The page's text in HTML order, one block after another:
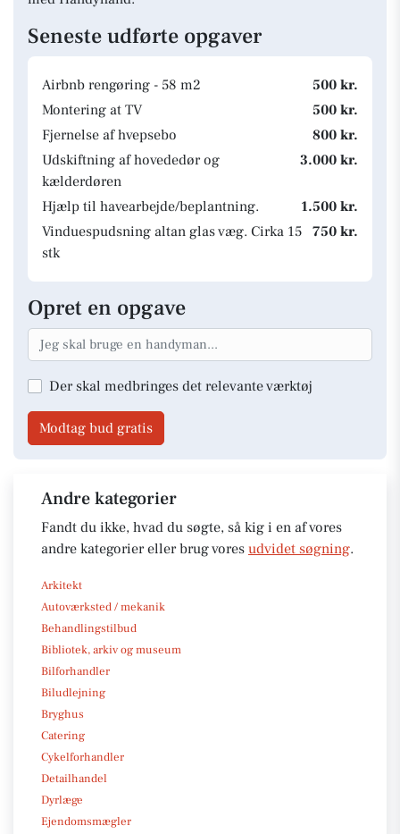
Seneste udførte opgaver
Airbnb rengøring - 58 m2
500 kr.
Montering at TV
500 kr.
Fjernelse af hvepsebo
800 kr.
Udskiftning af hovededør og
kælderdøren
3.000 kr.
Hjælp til havearbejde/beplantning.
1.500 kr.
Vinduespudsning altan glas væg. Cirka 15
stk
750 kr.
Opret en opgave
Der skal medbringes det relevante værktøj
Modtag bud gratis
Andre kategorier
Fandt du ikke, hvad du søgte, så kig i en af vores
andre kategorier eller brug vores udvidet søgning.
Arkitekt
Autoværksted / mekanik
Behandlingstilbud
Bibliotek, arkiv og museum
Bilforhandler
Biludlejning
Bryghus
Catering
Cykelforhandler
Detailhandel
Dyrlæge
Ejendomsmægler